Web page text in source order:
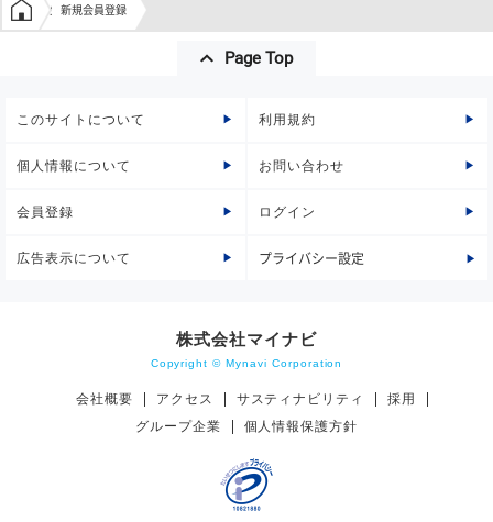
学生の窓口トップ
新規会員登録
Page Top
このサイトについて 利用規約
個人情報について お問い合わせ
会員登録 ログイン
広告表示について プライバシー設定
株式会社マイナビ
Copyright © Mynavi Corporation
会社概要 アクセス サスティナビリティ
採用
グループ企業
個人情報保護方針